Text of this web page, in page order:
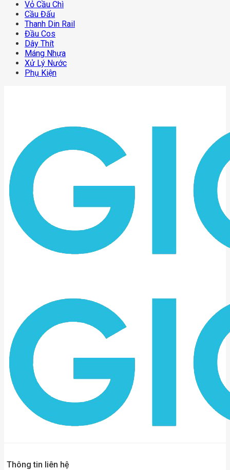
Vỏ Cầu Chì
Cầu Đấu
Thanh Din Rail
Đầu Cos
Dây Thít
Máng Nhựa
Xử Lý Nước
Phụ Kiện
Thông tin liên hệ